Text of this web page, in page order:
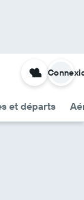
et départs